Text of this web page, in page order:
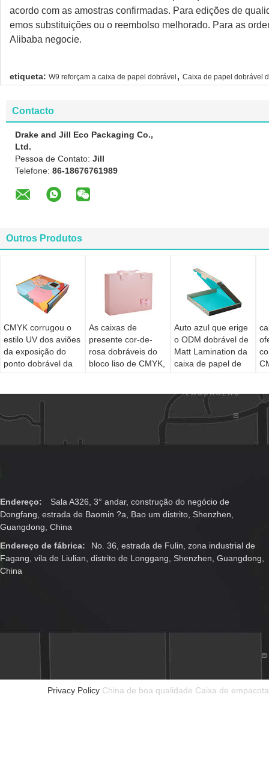
acordo com as amostras confirmadas. Para edições de
emos substituições ou o reembolso melhorado. Para as
Alibaba negocie.
etiqueta: W9 reforçam a caixa de papel dobrável , Caixa de papel dobrável
Contacto
Drake and Jill Eco Packaging Co.,
Ltd.
Pessoa de Contato: Jill
Telefone: 86-18676761989
Outros Produtos
CMYK corrugou o
estilo UV dos aviões
da exposição do
ponto dobrável da
As caixas de
presente cor-de-
rosa dobráveis do
bloco liso de CMYK,
Auto azul que erige
o ODM dobrável de
Matt Lamination da
caixa de papel de
Endereço:
Sala A326, 3° andar, construção do negócio de
Dongfang, estrada de Baomin ?a, Bao um distrito, Shenzhen,
Guangdong, China
Endereço de fábrica:
No. 36, estrada de Fulin, zona industrial de
Fagang, vila de Liulian, distrito de Longgang, Shenzhen, Guangdong,
China
Privacy Policy China de boa qualidade Caixa de